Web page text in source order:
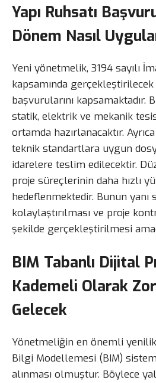
Yapı Ruhsatı
Dönem Nasıl
Yeni yönetmelik, 3194 sayılı
kapsamında gerçekleştirilecek
başvurularını kapsamaktadır.
statik, elektrik ve mekanik
ortamda hazırlanacaktır.
teknik standartlara uygun
idarelere teslim edilecektir.
proje süreçlerinin daha hızlı
hedeflenmektedir. Bunun yanı
kolaylaştırılması ve proje
şekilde gerçekleştirilmesi
BIM Tabanlı Dijital
Kademeli Olarak
Gelecek
Yönetmeliğin en önemli
Bilgi Modellemesi (BIM)
alınması olmuştur. Böylece